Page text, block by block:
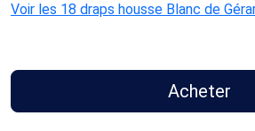
Voir les 18 draps housse Blanc de
Acheter